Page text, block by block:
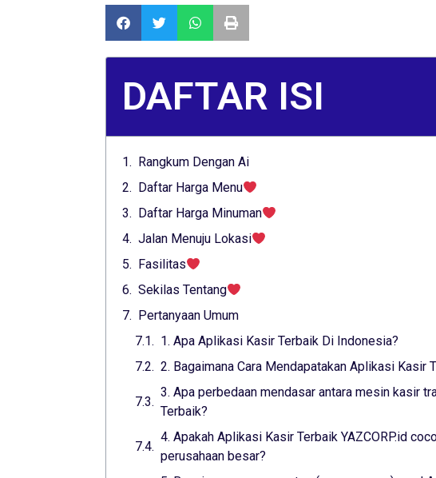
DAFTAR ISI
Rangkum Dengan Ai
Daftar Harga Menu
Daftar Harga Minuman
Jalan Menuju Lokasi
Fasilitas
Sekilas Tentang
Pertanyaan Umum
1. Apa Aplikasi Kasir Terbaik Di Indonesia?
2. Bagaimana Cara Mendapatakan Aplikasi Kasir
3. Apa perbedaan mendasar antara mesin kasir
Terbaik?
4. Apakah Aplikasi Kasir Terbaik YAZCORP.id
perusahaan besar?